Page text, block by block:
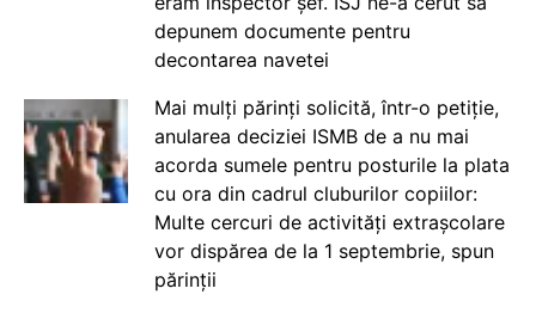
depunem documente pentru
decontarea navetei
Mai mulți părinți solicită, într-o petiție,
anularea deciziei ISMB de a nu mai
acorda sumele pentru posturile la plata
cu ora din cadrul cluburilor copiilor:
Multe cercuri de activități extrașcolare
vor dispărea de la 1 septembrie, spun
părinții